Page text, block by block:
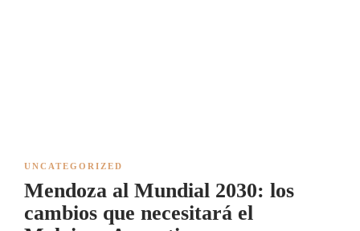
UNCATEGORIZED
Mendoza al Mundial 2030: los
cambios que necesitará el